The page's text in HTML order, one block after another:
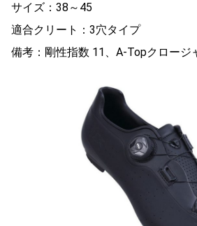
サイズ：38～45
適合クリート：3穴タイプ
備考：剛性指数 11、A-Topクロージ